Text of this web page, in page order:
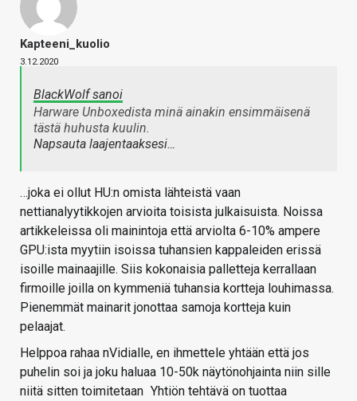
Kapteeni_kuolio
3.12.2020
BlackWolf sanoi
Harware Unboxedista minä ainakin ensimmäisenä
tästä huhusta kuulin.
Napsauta laajentaaksesi…
…joka ei ollut HU:n omista lähteistä vaan
nettianalyytikkojen arvioita toisista julkaisuista. Noissa
artikkeleissa oli mainintoja että arviolta 6-10% ampere
GPU:ista myytiin isoissa tuhansien kappaleiden erissä
isoille mainaajille. Siis kokonaisia palletteja kerrallaan
firmoille joilla on kymmeniä tuhansia kortteja louhimassa.
Pienemmät mainarit jonottaa samoja kortteja kuin
pelaajat.
Helppoa rahaa nVidialle, en ihmettele yhtään että jos
puhelin soi ja joku haluaa 10-50k näytönohjainta niin sille
niitä sitten toimitetaan Yhtiön tehtävä on tuottaa